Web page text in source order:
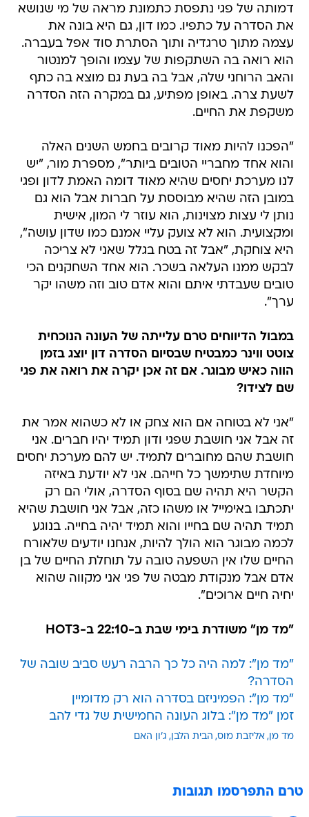
דמותה של פגי נתפסת כתמונת מראה של מי שנושא
את הסדרה על כתפיו. כמו דון, גם היא בונה את
עצמה מתוך טרגדיה ותוך הסתרת סוד אפל בעברה.
הוא רואה בה השתקפות של עצמו והופך למנטור
והאב הרוחני שלה, אבל בה בעת גם מוצא בה כתף
לשעת צרה. באופן מפתיע, גם במקרה הזה הסדרה
משקפת את החיים.
"הפכנו להיות מאוד קרובים בחמש השנים האלה
והוא אחד מחבריי הטובים ביותר", מספרת מור, "יש
לנו מערכת יחסים שהיא מאוד דומה האמת לדון ופגי
במובן הזה שהיא מבוססת על חברות אבל הוא גם
נותן לי עצות מצוינות, הוא עוזר לי המון, אישית
ומקצועית. הוא לא צועק עליי אמנם כמו שדון עושה",
היא צוחקת, "אבל זה בטח בגלל שאני לא צריכה
לבקש ממנו העלאה בשכר. הוא אחד השחקנים הכי
טובים שעבדתי איתם והוא אדם טוב וזה משהו יקר
ערך".
במבול הדיווחים טרם עלייתה של העונה הנוכחית
צוטט ווינר כמבטיח שבסיום הסדרה דון יוצג בזמן
הווה כאיש מבוגר. אם זה אכן יקרה את רואה את פגי
שם לצידו?
"אני לא בטוחה אם הוא צחק או לא כשהוא אמר את
זה אבל אני חושבת שפגי ודון תמיד יהיו חברים. אני
חושבת שהם מחוברים לתמיד. יש להם מערכת יחסים
מיוחדת שתימשך כל חייהם. אני לא יודעת באיזה
הקשר היא תהיה שם בסוף הסדרה, אולי הם רק
יתכתבו באימייל או משהו כזה, אבל אני חושבת שהיא
תמיד תהיה שם בחייו והוא תמיד יהיה בחייה. בנוגע
לכמה מבוגר הוא הולך להיות, אנחנו יודעים שלאורח
החיים שלו אין השפעה טובה על תוחלת החיים של בן
אדם אבל מנקודת מבטה של פגי אני מקווה שהוא
יחיה חיים ארוכים".
"מד מן" משודרת בימי שבת ב-22:10 ב-HOT3
"מד מן": למה היה כל כך הרבה רעש סביב שובה של
הסדרה?
"מד מן": הפמיניזם בסדרה הוא רק מדומיין
זמן "מד מן": בלוג העונה החמישית של גדי להב
מד מן אליזבת מוס הבית הלבן ג'ון האם
טרם התפרסמו תגובות